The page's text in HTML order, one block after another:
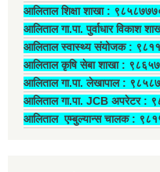
आलिताल शिक्षा शाखा :
आलिताल गा.पा. पुर्वाधार विकाश
आलिताल स्वास्थ्य संयोजक ‍:
आलिताल कृषि सेबा शाखा :
आलिताल गा.पा. लेखापाल ‍:
आलिताल गा.पा. JCB अपरेटर ‍:
आलिताल एम्बुल्यान्स चालक ‍: